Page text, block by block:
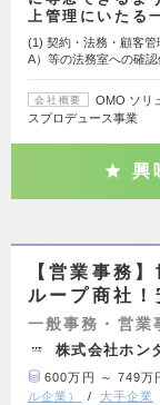
上管理にいたる
(1) 契約・法務・顧客
A）等の法務室への確
会社概要
OMO ソリ
スプロデュース事業
興
【営業事務
ループ商社
一般事務・営業
株式会社ホン
600万円 ～ 749万
ル企業）
大手企業